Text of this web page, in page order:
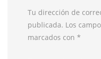
Tu dirección de
publicada. Los
marcados con *